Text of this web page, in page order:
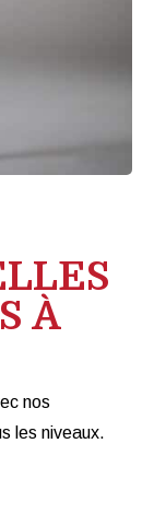
À
nos
les niveaux.